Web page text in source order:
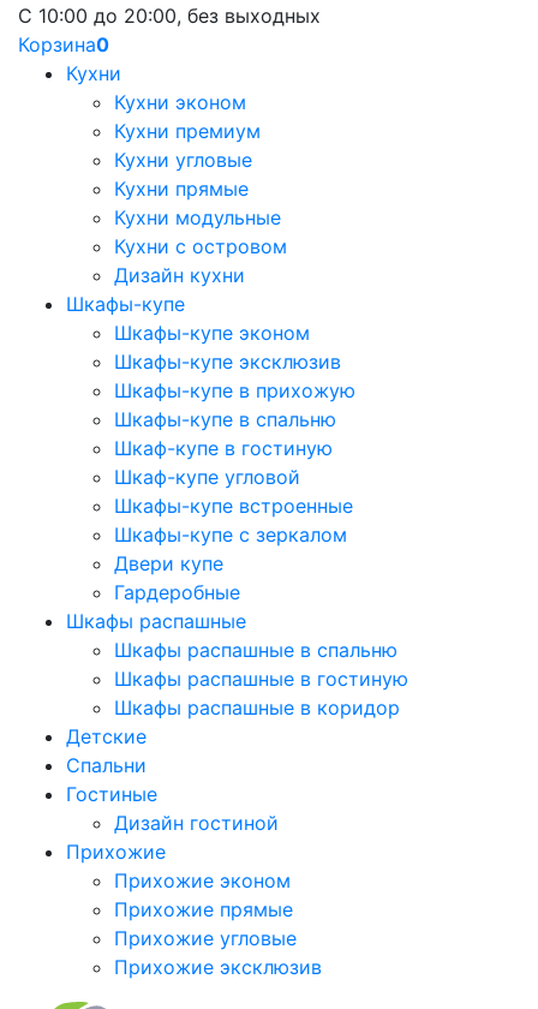
С 10:00 до 20:00, без выходных
Корзина0
Кухни
Кухни эконом
Кухни премиум
Кухни угловые
Кухни прямые
Кухни модульные
Кухни с островом
Дизайн кухни
Шкафы-купе
Шкафы-купе эконом
Шкафы-купе эксклюзив
Шкафы-купе в прихожую
Шкафы-купе в спальню
Шкаф-купе в гостиную
Шкаф-купе угловой
Шкафы-купе встроенные
Шкафы-купе с зеркалом
Двери купе
Гардеробные
Шкафы распашные
Шкафы распашные в спальню
Шкафы распашные в гостиную
Шкафы распашные в коридор
Детские
Спальни
Гостиные
Дизайн гостиной
Прихожие
Прихожие эконом
Прихожие прямые
Прихожие угловые
Прихожие эксклюзив